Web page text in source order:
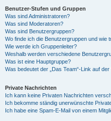
Benutzer-Stufen und Gruppen
Was sind Administratoren?
Was sind Moderatoren?
Was sind Benutzergruppen?
Wo finde ich die Benutzergruppen und wie
Wie werde ich Gruppenleiter?
Weshalb werden verschiedene
Was ist eine Hauptgruppe?
Was bedeutet der „Das Team“-Link auf
Private Nachrichten
Ich kann keine Privaten Nachrichten
Ich bekomme ständig unerwünschte
Ich habe eine Spam-E-Mail von einem